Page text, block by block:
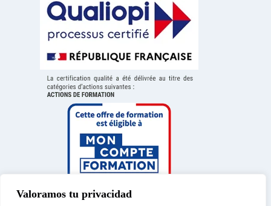
Valoramos tu privacidad